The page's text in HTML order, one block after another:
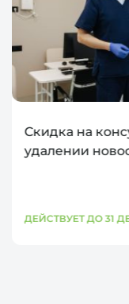
Скидка на
удалении
ДЕЙСТВУЕТ ДО 31